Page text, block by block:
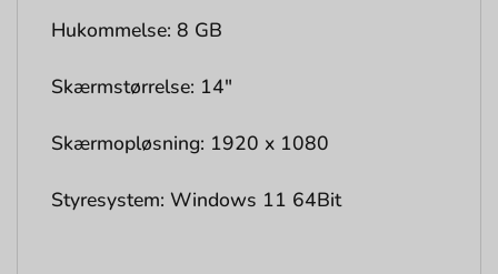
Hukommelse: 8 GB
Skærmstørrelse: 14″
Skærmopløsning: 1920 x 1080
Styresystem: Windows 11 64Bit